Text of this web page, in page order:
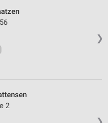
❯
2
Auswahl von